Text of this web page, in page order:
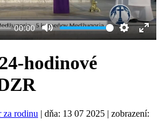
00:00
Mute Settings
hodinové
za rodinu | dňa: 13 07 2025 | zobrazení: